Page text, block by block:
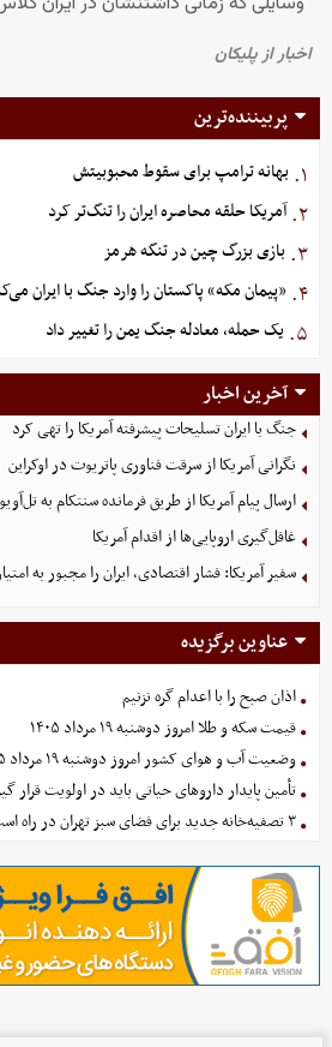
پربیننده‌ترین
۱. بهانه ترامپ برای سقوط محبوبیتش
۲. آمریکا حلقه محاصره ایران را تنگ‌تر کرد
۳. بازی بزرگ چین در تنگه هرمز
۴. «پیمان مکه» پاکستان را وارد جنگ با ایران
۵. یک حمله، معادله جنگ یمن را تغییر داد
آخرین اخبار
جنگ با ایران تسلیحات پیشرفته آمریکا را تهی کرد
نگرانی آمریکا از سرقت فناوری پاتریوت در اوکراین
ارسال پیام آمریکا از طریق فرمانده سنتکام به
غافل‌گیری اروپایی‌ها از اقدام آمریکا
سفیر آمریکا: فشار اقتصادی، ایران را مجبور به
عناوین برگزیده
اذان صبح را با اعدام گره نزنیم
قیمت سکه و طلا امروز دوشنبه ۱۹ مرداد ۱۴۰۵
وضعیت آب و هوای کشور امروز دوشنبه ۱۹ مرداد ۱۴۰۵
تأمین پایدار داروهای حیاتی باید در اولویت قرار
۳ تصفیه‌خانه جدید برای فضای سبز تهران در راه است